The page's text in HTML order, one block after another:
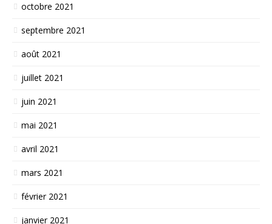
octobre 2021
septembre 2021
août 2021
juillet 2021
juin 2021
mai 2021
avril 2021
mars 2021
février 2021
janvier 2021